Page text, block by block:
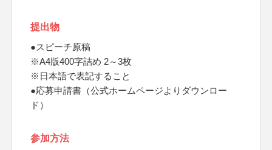
提出物
●スピーチ原稿
※A4版400字詰め 2～3枚
※日本語で表記すること
●応募申請書（公式ホームページよりダウンロー
ド）
参加方法